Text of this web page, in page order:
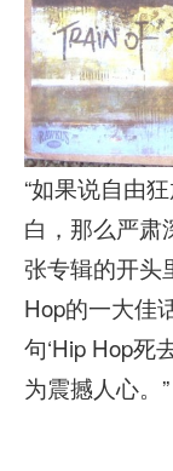
“如果说自由
白，那么严肃
张专辑的开头
Hop的一大佳
句‘Hip Hop死
为震撼人心。”